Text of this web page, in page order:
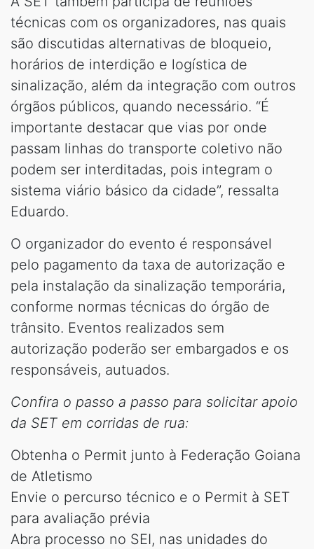
técnicas com os organizadores, nas quais
são discutidas alternativas de bloqueio,
horários de interdição e logística de
sinalização, além da integração com outros
órgãos públicos, quando necessário. “É
importante destacar que vias por onde
passam linhas do transporte coletivo não
podem ser interditadas, pois integram o
sistema viário básico da cidade”, ressalta
Eduardo.
O organizador do evento é responsável
pelo pagamento da taxa de autorização e
pela instalação da sinalização temporária,
conforme normas técnicas do órgão de
trânsito. Eventos realizados sem
autorização poderão ser embargados e os
responsáveis, autuados.
Confira o passo a passo para solicitar apoio
da SET em corridas de rua:
Obtenha o Permit junto à Federação Goiana
de Atletismo
Envie o percurso técnico e o Permit à SET
para avaliação prévia
Abra processo no SEI, nas unidades do